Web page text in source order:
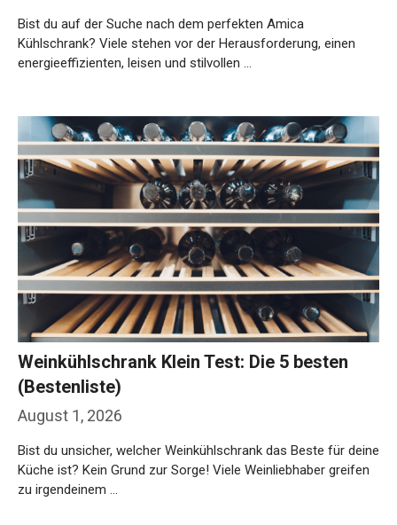
Bist du auf der Suche nach dem perfekten Amica
Kühlschrank? Viele stehen vor der Herausforderung, einen
energieeffizienten, leisen und stilvollen …
August 1, 2026
Weinkühlschrank Klein Test: Die 5 besten
(Bestenliste)
Bist du unsicher, welcher Weinkühlschrank das Beste für deine
Küche ist? Kein Grund zur Sorge! Viele Weinliebhaber greifen
zu irgendeinem …